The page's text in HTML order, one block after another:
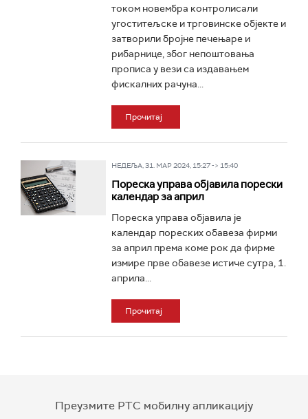
током новембра контролисали
угоститељске и трговинске објекте и
затворили бројне печењаре и
рибарнице, због непоштовања
прописа у вези са издавањем
фискалних рачуна...
Прочитај
НЕДЕЉА, 31. МАР 2024, 15:27 -> 15:40
Пореска управа објавила порески
календар за април
Пореска управа објавила је
календар пореских обавеза фирми
за април према коме рок да фирме
измире прве обавезе истиче сутра, 1.
априла...
Прочитај
Преузмите РТС мобилну апликацију